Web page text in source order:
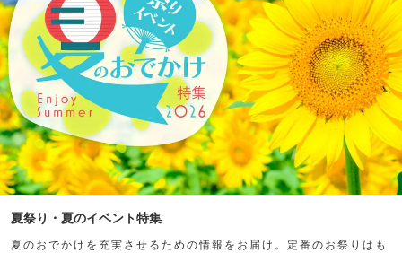
夏祭り・夏のイベント特集
夏のおでかけを充実させるための情報をお届け。定番のお祭りはも